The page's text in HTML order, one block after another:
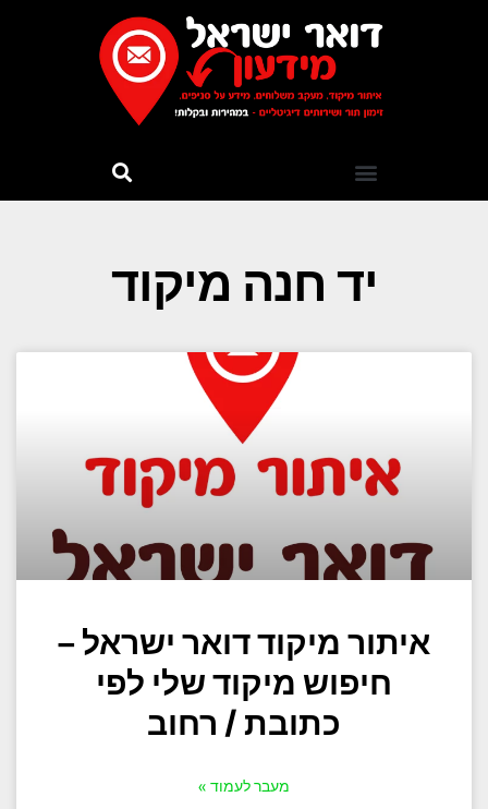
יד חנה מיקוד
איתור מיקוד דואר ישראל –
חיפוש מיקוד שלי לפי
כתובת / רחוב
מעבר לעמוד »